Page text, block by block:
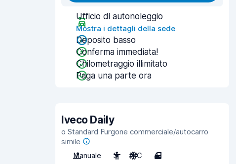
Ufficio di autonoleggio
Mostra i dettagli della sede
Deposito basso
Conferma immediata!
Chilometraggio illimitato
Paga una parte ora
Iveco Daily
o Standard Furgone commerciale/autocarro
simile
Manuale
3 A/C 4